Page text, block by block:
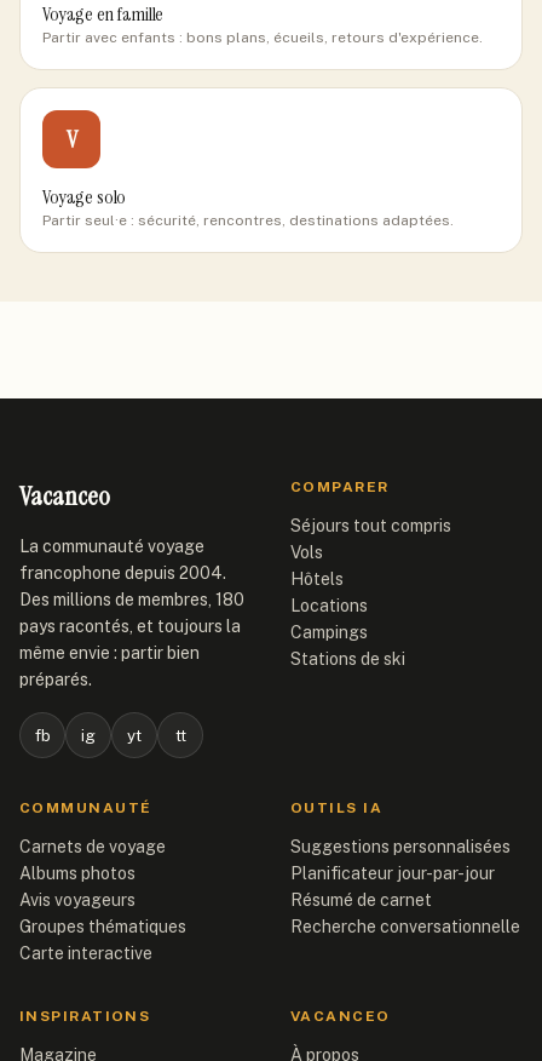
Voyage en famille
Partir avec enfants : bons plans, écueils, retours d'expérience.
V
Voyage solo
Partir seul·e : sécurité, rencontres, destinations adaptées.
Vacanceo
La communauté voyage
francophone depuis 2004.
Des millions de membres, 180
pays racontés, et toujours la
même envie : partir bien
préparés.
fb ig yt tt
COMPARER
Séjours tout compris
Vols
Hôtels
Locations
Campings
Stations de ski
COMMUNAUTÉ
Carnets de voyage
Albums photos
Avis voyageurs
Groupes thématiques
Carte interactive
OUTILS IA
Suggestions personnalisées
Planificateur jour-par-jour
Résumé de carnet
Recherche conversationnelle
INSPIRATIONS
Magazine
VACANCEO
À propos